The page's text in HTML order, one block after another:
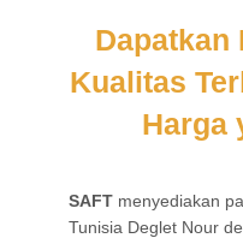
Dapatkan
Kualitas
Harga
SAFTmenyediakan
Tunisia Deglet Nour